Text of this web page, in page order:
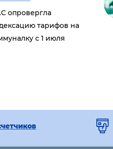
опровергла
тарифов на
с 1 июля